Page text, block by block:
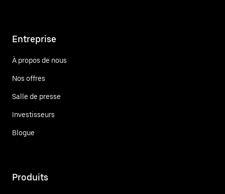
Entreprise
À propos de nous
Nos offres
Salle de presse
Investisseurs
Blogue
Produits